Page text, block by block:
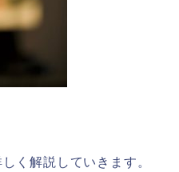
く解説していきます。